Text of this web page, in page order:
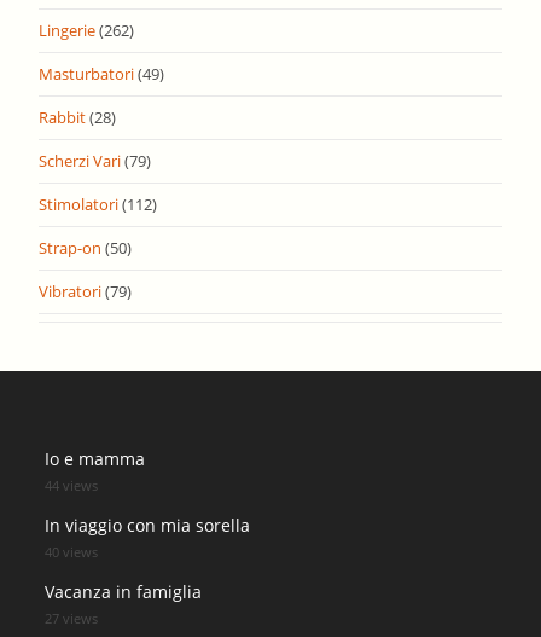
Lingerie(262)
Masturbatori(49)
Rabbit(28)
Scherzi Vari(79)
Stimolatori(112)
Strap-on (50)
Vibratori(79)
Io e mamma
44 views
In viaggio con mia sorella
40 views
Vacanza in famiglia
27 views